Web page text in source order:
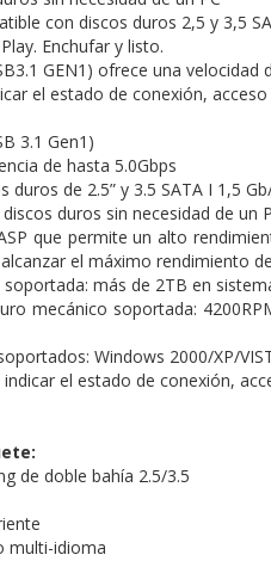
con discos duros 2,5 y 3,5
Enchufar y listo.
GEN1) ofrece una velocidad
el estado de conexión,
3.1 Gen1)
de hasta 5.0Gbps
duros de 2.5” y 3.5 SATA I 1,5
duros sin necesidad de un
que permite un alto
el máximo rendimiento
más de 2TB en
mecánico soportada:
Windows 2000/XP/
el estado de conexión,
de doble bahía 2.5/3.5
multi-idioma